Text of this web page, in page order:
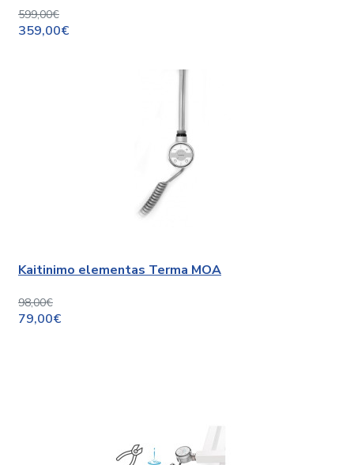
599,00€
359,00€
Kaitinimo elementas Terma MOA
98,00€
79,00€